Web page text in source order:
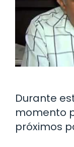
Durante
momento
próximos